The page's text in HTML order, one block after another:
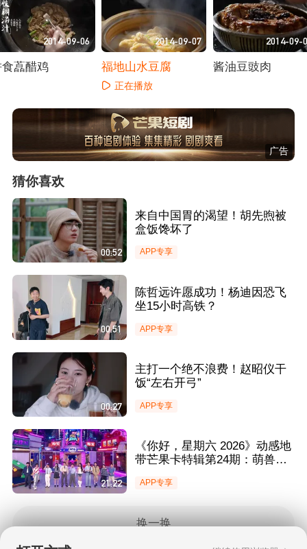
2014-09-06
藠醋鸡
2014-09-07
福地山水豆腐
正在播放
2014-09-
酱油豆豉肉
广告
猜你喜欢
00:52
来自中国胃的渴望！胡先煦被
盒饭馋坏了
APP专享
00:51
陈哲远许愿成功！杨迪因恐飞
坐15小时高铁？
APP专享
00:27
主打一个绝不浪费！赵昭仪干
饭“左右开弓”
APP专享
21:22
《你好，星期六 2026》动感地
带芒果卡特辑第24期：萌兽狂
APP专享
换一换